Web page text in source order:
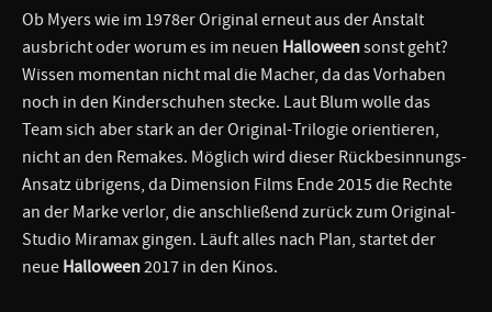
Ob Myers wie im 1978er Original erneut aus der Anstalt
ausbricht oder worum es im neuen Halloweensonst geht?
Wissen momentan nicht mal die Macher, da das Vorhaben
noch in den Kinderschuhen stecke. Laut Blum wolle das
Team sich aber stark an der Original-Trilogie orientieren,
nicht an den Remakes. Möglich wird dieser Rückbesinnungs-
Ansatz übrigens, da Dimension Films Ende 2015 die Rechte
an der Marke verlor, die anschließend zurück zum Original-
Studio Miramax gingen. Läuft alles nach Plan, startet der
neue Halloween2017 in den Kinos.